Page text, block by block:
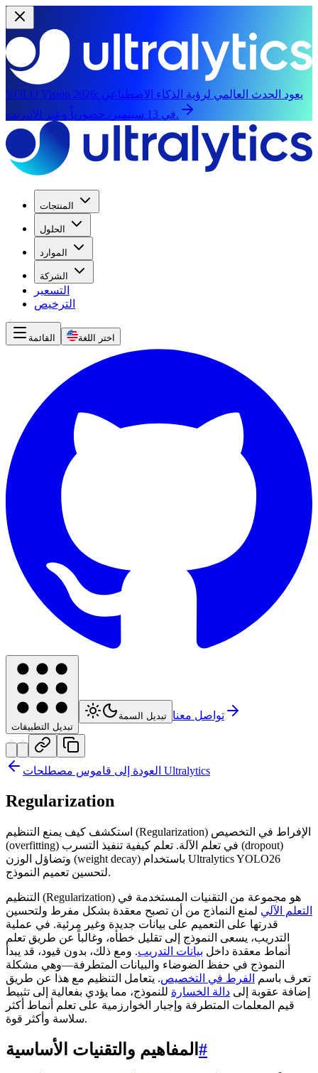
YOLO Vision 2026: يعود الحدث العالمي لرؤية الذكاء الاصطناعي
في 13 سبتمبر، حضورياً وعبر الإنترنت.
المنتجات
الحلول
الموارد
الشركة
التسعير
الترخيص
القائمة اختر اللغة
تبديل التطبيقات
تبديل السمة تواصل معنا
العودة إلى قاموس مصطلحات Ultralytics
Regularization
استكشف كيف يمنع التنظيم (Regularization) الإفراط في التخصيص
(overfitting) في تعلم الآلة. تعلم كيفية تنفيذ التسرب (dropout)
وتضاؤل الوزن (weight decay) باستخدام Ultralytics YOLO26
لتحسين تعميم النموذج.
التنظيم (Regularization) هو مجموعة من التقنيات المستخدمة في
التعلم الآلي لمنع النماذج من أن تصبح معقدة بشكل مفرط ولتحسين
قدرتها على التعميم على بيانات جديدة وغير مرئية. في عملية
التدريب، يسعى النموذج إلى تقليل خطأه، وغالباً عن طريق تعلم
أنماط معقدة داخل بيانات التدريب. ومع ذلك، بدون قيود، قد يبدأ
النموذج في حفظ الضوضاء والبيانات المتطرفة—وهي مشكلة
تعرف باسم
الفرط في التخصيص. يتعامل التنظيم مع هذا عن طريق
إضافة عقوبة إلى دالة الخسارة للنموذج، مما يؤدي بفعالية إلى تثبيط
قيم المعلمات المتطرفة وإجبار الخوارزمية على تعلم أنماط أكثر
سلاسة وأكثر قوة.
المفاهيم والتقنيات الأساسية #